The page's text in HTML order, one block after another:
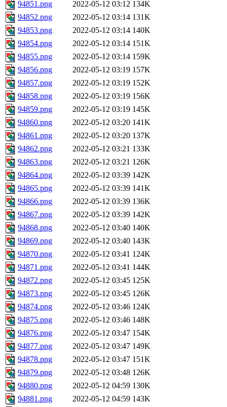
94851.png 2022-05-12 03:12 134K
94852.png
2022-05-12 03:14 131K
94853.png
2022-05-12 03:14 140K
94854.png
2022-05-12 03:14 151K
94855.png
2022-05-12 03:14 159K
94856.png
2022-05-12 03:19 157K
94857.png
2022-05-12 03:19 152K
94858.png
2022-05-12 03:19 156K
94859.png
2022-05-12 03:19 145K
94860.png
2022-05-12 03:20 141K
94861.png
2022-05-12 03:20 137K
94862.png
2022-05-12 03:21 133K
94863.png
2022-05-12 03:21 126K
94864.png
2022-05-12 03:39 142K
94865.png
2022-05-12 03:39 141K
94866.png
2022-05-12 03:39 136K
94867.png
2022-05-12 03:39 142K
94868.png
2022-05-12 03:40 140K
94869.png
2022-05-12 03:40 143K
94870.png
2022-05-12 03:41 124K
94871.png
2022-05-12 03:41 144K
94872.png
2022-05-12 03:45 125K
94873.png
2022-05-12 03:45 126K
94874.png
2022-05-12 03:46 124K
94875.png
2022-05-12 03:46 148K
94876.png
2022-05-12 03:47 154K
94877.png
2022-05-12 03:47 149K
94878.png
2022-05-12 03:47 151K
94879.png
2022-05-12 03:48 126K
94880.png
2022-05-12 04:59 130K
94881.png
2022-05-12 04:59 143K